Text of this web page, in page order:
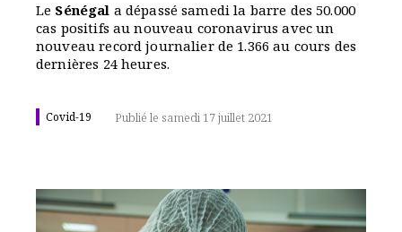
Le Sénégal a dépassé samedi la barre des 50.000
cas positifs au nouveau coronavirus avec un
nouveau record journalier de 1.366 au cours des
dernières 24 heures.
Covid-19 Publié le samedi 17 juillet 2021